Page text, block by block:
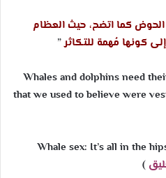
الحوض كما اتضح، حيث العظام
كونها مُهمة للتكاثر”
Whales and dolphins need
that we used to believe were
Whale sex: It’s all in the
)